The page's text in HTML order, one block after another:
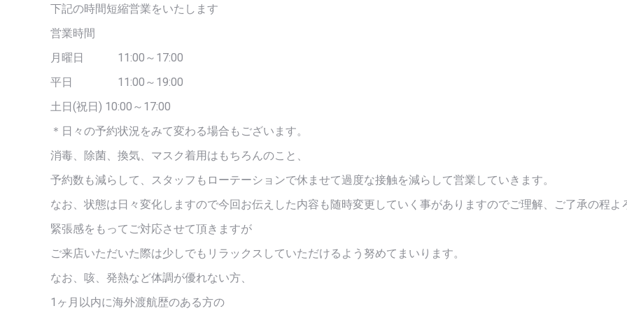
下記の時間短縮営業をいたします
営業時間
月曜日 11:00～17:00
平日 11:00～19:00
土日(祝日) 10:00～17:00
＊日々の予約状況をみて変わる場合もございます。
消毒、除菌、換気、マスク着用はもちろんのこと、
予約数も減らして、スタッフもローテーションで休ませて過度な接触を減らして営業していきます。
なお、状態は日々変化しますので今回お伝えした内容も随時変更していく事がありますのでご理解、ご了承の程よ
緊張感をもってご対応させて頂きますが
ご来店いただいた際は少しでもリラックスしていただけるよう努めてまいります。
なお、咳、発熱など体調が優れない方、
1ヶ月以内に海外渡航歴のある方の